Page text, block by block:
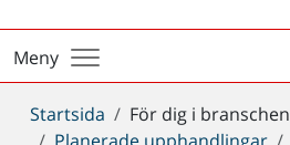
Meny
Du
är
Startsida För dig i branschen